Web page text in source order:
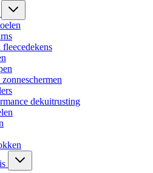
dekuitrusting